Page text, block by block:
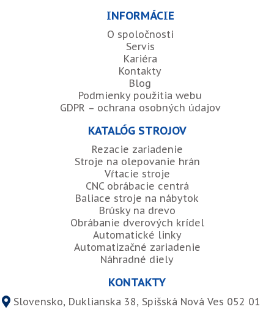
INFORMÁCIE
O spoločnosti
Servis
Kariéra
Kontakty
Blog
Podmienky použitia webu
GDPR – ochrana osobných údajov
KATALÓG STROJOV
Rezacie zariadenie
Stroje na olepovanie hrán
Vŕtacie stroje
CNC obrábacie centrá
Baliace stroje na nábytok
Brúsky na drevo
Obrábanie dverových krídel
Automatické linky
Automatizačné zariadenie
Náhradné diely
KONTAKTY
Slovensko, Duklianska 38, Spišská Nová Ves 052 01